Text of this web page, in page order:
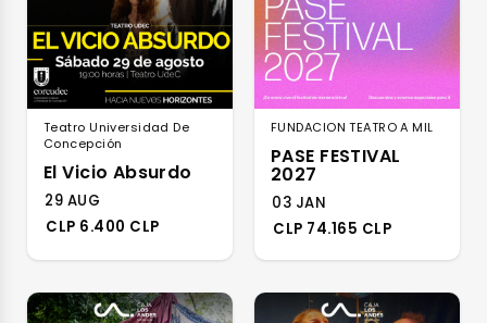
Teatro Universidad De
Concepción
El Vicio Absurdo
29 AUG
CLP 6.400 CLP
FUNDACION TEATRO A MIL
PASE FESTIVAL
2027
03 JAN
CLP 74.165 CLP